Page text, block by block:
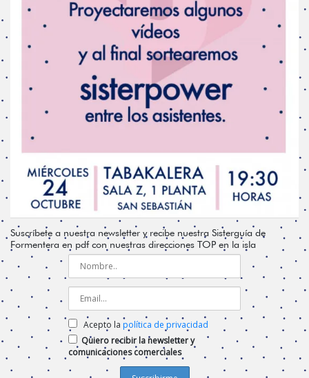
Suscríbete a nuestra newsletter y recibe nuestra Sisterguía de
Formentera en pdf con nuestras direcciones TOP en la isla
Acepto la política de privacidad
Quiero recibir la newsletter y
comunicaciones comerciales